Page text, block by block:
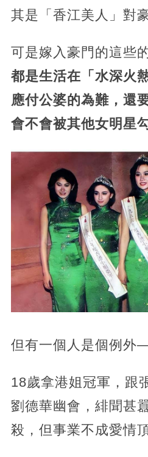
其是「香江美人」對
可是嫁入豪門的這些
都是生活在「水深火
應付公婆的為難， 還
會不會被其他女明星
但有一個人是個例
18歲拿港姐冠軍，跟
劉德華幽會，緋聞甚
殺，但事業不成愛情